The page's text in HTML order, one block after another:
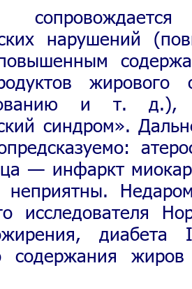
нарушений
жирового
и т. д.),
синдром».
— инфаркт
исследователя
содержания